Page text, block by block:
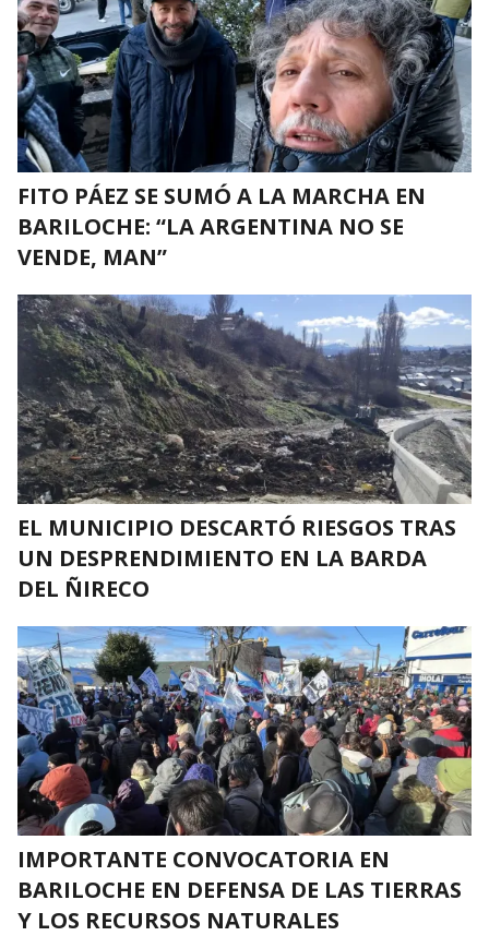
FITO PÁEZ SE SUMÓ A LA MARCHA EN
BARILOCHE: “LA ARGENTINA NO SE
VENDE, MAN”
EL MUNICIPIO DESCARTÓ RIESGOS TRAS
UN DESPRENDIMIENTO EN LA BARDA
DEL ÑIRECO
IMPORTANTE CONVOCATORIA EN
BARILOCHE EN DEFENSA DE LAS TIERRAS
Y LOS RECURSOS NATURALES